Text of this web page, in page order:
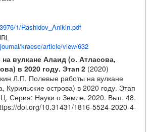
1/Rashidov_Anikin.pdf
kraesc/article/view/632
вулкане Алаид (о. Атласова,
в 2020 году. Этап 2 (2020)
Л.П. Полевые работы на вулкане
Курильские острова) в 2020 году. Этап
Серия: Науки о Земле. 2020. Вып. 48.
doi.org/10.31431/1816-5524-2020-4-